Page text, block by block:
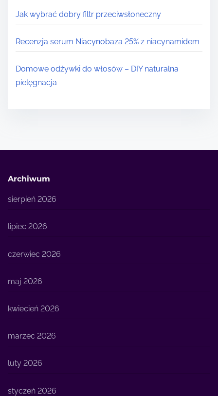
Jak wybrać dobry filtr przeciwsłoneczny
Recenzja serum Niacynobaza 25% z niacynamidem
Domowe odżywki do włosów – DIY naturalna
pielęgnacja
Archiwum
sierpień 2026
lipiec 2026
czerwiec 2026
maj 2026
kwiecień 2026
marzec 2026
luty 2026
styczeń 2026